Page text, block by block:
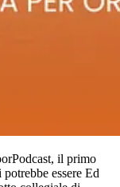
il primo
essere Ed